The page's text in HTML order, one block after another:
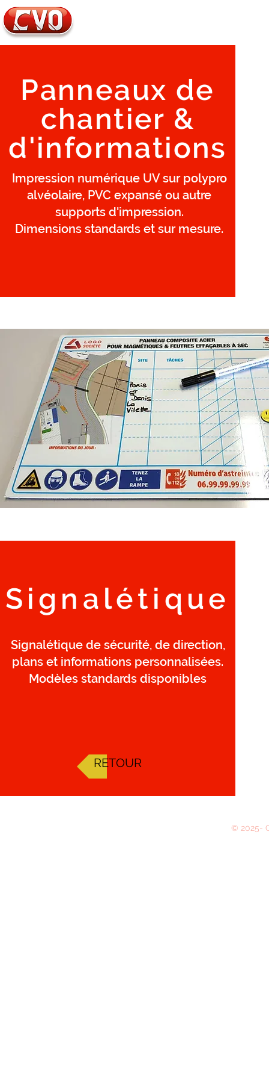
Panneaux de
chantier &
d'informations
Impression numérique UV sur polypro
alvéolaire, PVC expansé ou autre
supports d'impression.
Dimensions standards et sur mesure.
Signalétique
Signalétique de sécurité, de direction,
plans et informations personnalisées.
Modèles standards disponibles
RETOUR
© 2025-